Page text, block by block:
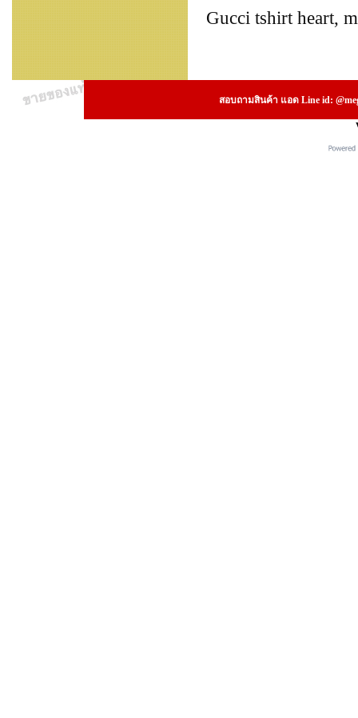
Gucci tshirt heart,
สอบถามสินค้า แอด Line id: